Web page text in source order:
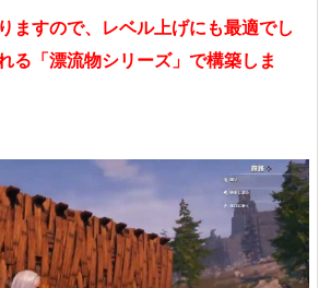
ますので、レベル上げにも最適でし
る「漂流物シリーズ」で構築しま